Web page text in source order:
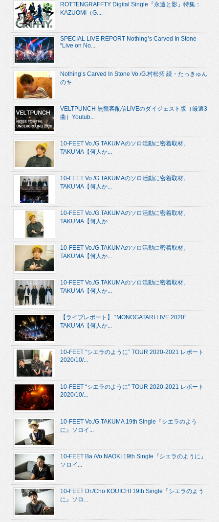
ROTTENGRAFFTY Digital Single『永遠と影』特集：
KAZUOMI（G....
SPECIAL LIVE REPORT Nothing’s Carved In Stone
“Live on No...
Nothing’s Carved In Stone Vo./G.村松拓 続・たっきゅん
のキ...
VELTPUNCH 無観客配信LIVEのダイジェスト版（厳選3
曲）Youtub...
10-FEET Vo./G.TAKUMAのソロ活動に密着取材。
TAKUMA【何人か...
10-FEET Vo./G.TAKUMAのソロ活動に密着取材。
TAKUMA【何人か...
10-FEET Vo./G.TAKUMAのソロ活動に密着取材。
TAKUMA【何人か...
10-FEET Vo./G.TAKUMAのソロ活動に密着取材。
TAKUMA【何人か...
10-FEET Vo./G.TAKUMAのソロ活動に密着取材。
TAKUMA【何人か...
【ライブレポート】 “MONOGATARI LIVE 2020”
TAKUMA【何人か...
10-FEET “シエラのように” TOUR 2020-2021 レポート
2020/10/...
10-FEET “シエラのように” TOUR 2020-2021 レポート
2020/10/...
10-FEET Vo./G.TAKUMA 19th Single『シエラのよう
に』ソロイ...
10-FEET Ba./Vo.NAOKI 19th Single『シエラのように』
ソロイ...
10-FEET Dr./Cho.KOUICHI 19th Single『シエラのよう
に』ソロ...